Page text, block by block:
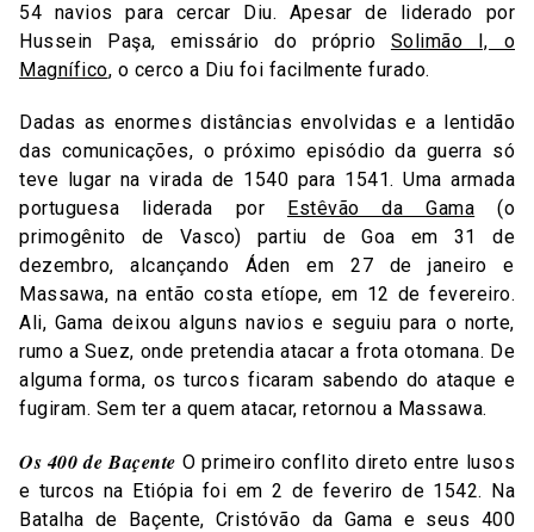
54 navios para cercar Diu. Apesar de liderado por
Hussein Paşa, emissário do próprio Solimão I, o
Magnífico, o cerco a Diu foi facilmente furado.
Dadas as enormes distâncias envolvidas e a lentidão
das comunicações, o próximo episódio da guerra só
teve lugar na virada de 1540 para 1541. Uma armada
portuguesa liderada por Estêvão da Gama (o
primogênito de Vasco) partiu de Goa em 31 de
dezembro, alcançando Áden em 27 de janeiro e
Massawa, na então costa etíope, em 12 de fevereiro.
Ali, Gama deixou alguns navios e seguiu para o norte,
rumo a Suez, onde pretendia atacar a frota otomana. De
alguma forma, os turcos ficaram sabendo do ataque e
fugiram. Sem ter a quem atacar, retornou a Massawa.
Os 400 de Baçente O primeiro conflito direto entre lusos
e turcos na Etiópia foi em 2 de feveriro de 1542. Na
Batalha de Baçente, Cristóvão da Gama e seus 400